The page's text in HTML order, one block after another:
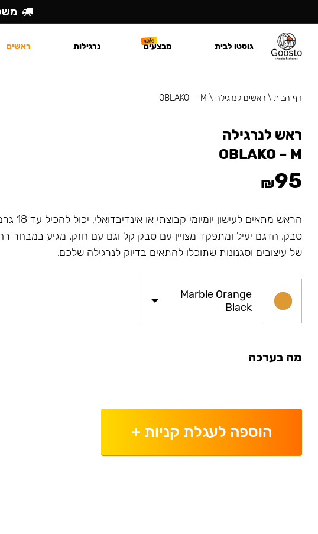
דף הבית\ ראשים לנרגילה \
OBLAKO — M
ראש לנרגילה
OBLAKO – M
₪95
הראש מתאים לעישון יומיומי
טבק. הדגם יעיל ומתפקד מצויין עם טבק קל וגם עם חזק. מגיע במבחר
של עיצובים וסגנונות שתוכלו להתאים בדיוק לנרגילה שלכם.
Marble Orange
Black
מה בערכה
הוספה לעגלת קניות +
גוסטו לבית מבצעים נרגילות ראשים